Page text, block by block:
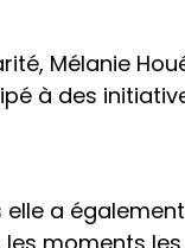
Mélanie
à des
a